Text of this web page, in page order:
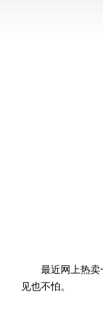
最近网上热卖一
见也不怕。